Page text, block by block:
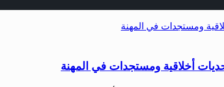
أخلاقية ومستجدات في المهنة